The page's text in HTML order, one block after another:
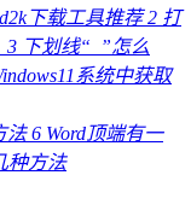
下载工具推荐 2 打
3 下划线“_”怎么
系统中获取
法 6 Word顶端有一
种方法